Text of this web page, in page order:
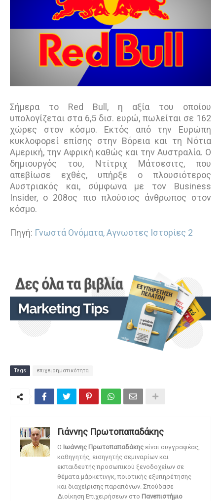
Σήμερα το Red Bull, η αξία του οποίου
υπολογίζεται στα 6,5 δισ. ευρώ, πωλείται σε 162
χώρες στον κόσμο. Εκτός από την Ευρώπη
κυκλοφορεί επίσης στην Βόρεια και τη Νότια
Αμερική, την Αφρική καθώς και την Αυστραλία. Ο
δημιουργός του, Ντίτριχ Μάτσεσιτς, που
απεβίωσε εχθές, υπήρξε ο πλουσιότερος
Αυστριακός και, σύμφωνα με τον Business
Insider, ο 208ος πιο πλούσιος άνθρωπος στον
κόσμο.
Πηγή: Γνωστά Ονόματα, Αγνωστες Ιστορίες 2
Tags επιχειρηματικότητα
Γιάννης Πρωτοπαπαδάκης
O Ιωάννης Πρωτοπαπαδάκης είναι συγγραφέας,
καθηγητής, εισηγητής σεμιναρίων και
εκπαιδευτής προσωπικού ξενοδοχείων σε
θέματα μάρκετινγκ, ποιοτικής εξυπηρέτησης
και διαχείρισης παραπόνων. Σπούδασε
Διοίκηση Επιχειρήσεων στο Πανεπιστήμιο